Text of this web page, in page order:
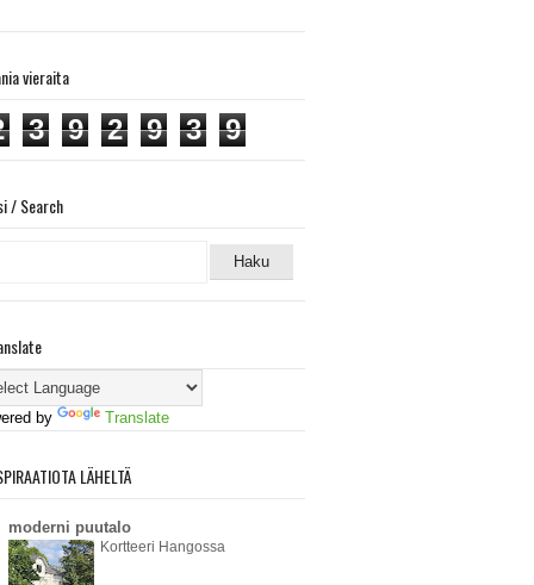
vieraita
3 9 2 9 3 9
/ Search
by Translate
LÄHELTÄ
moderni puutalo
Kortteeri Hangossa